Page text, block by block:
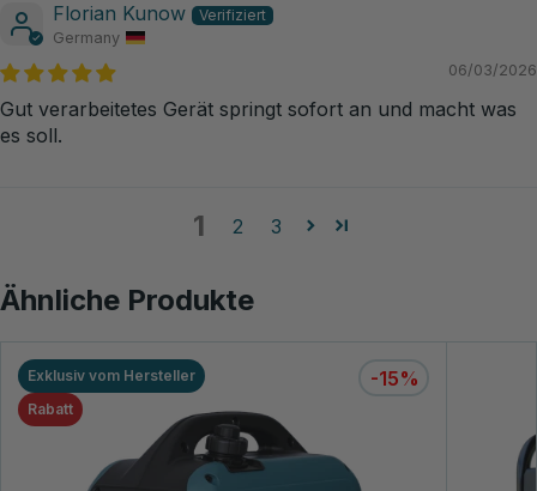
Florian Kunow
Germany
06/03/2026
Gut verarbeitetes Gerät springt sofort an und macht was
es soll.
1 2 3
Ähnliche Produkte
-15%
Exklusiv vom Hersteller
Rabatt